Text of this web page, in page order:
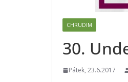
CHRUDIM
30.
Pátek, 23.6.2017